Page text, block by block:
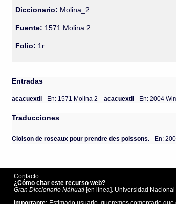
Diccionario: Molina_2
Fuente: 1571 Molina 2
Folio: 1r
Entradas
acacuextli- En: 1571 Molina 2 acacuextli- En: 2004
Traducciones
Cloison de roseaux pour prendre des poissons. - En:
Contacto
¿Cómo citar este recurso web?
Gran Diccionario Náhuatl[en línea]. Universidad Nacional